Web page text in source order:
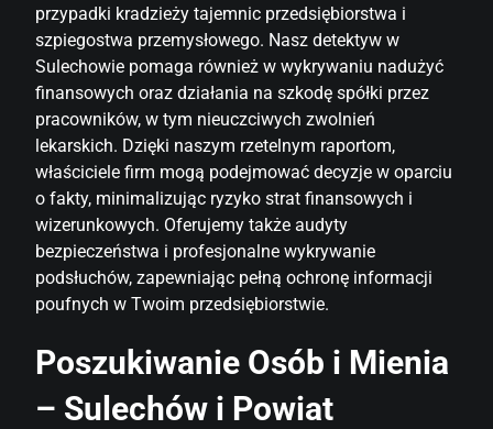
przypadki kradzieży tajemnic przedsiębiorstwa i
szpiegostwa przemysłowego. Nasz detektyw w
Sulechowie pomaga również w wykrywaniu nadużyć
finansowych oraz działania na szkodę spółki przez
pracowników, w tym nieuczciwych zwolnień
lekarskich. Dzięki naszym rzetelnym raportom,
właściciele firm mogą podejmować decyzje w oparciu
o fakty, minimalizując ryzyko strat finansowych i
wizerunkowych. Oferujemy także audyty
bezpieczeństwa i profesjonalne wykrywanie
podsłuchów, zapewniając pełną ochronę informacji
poufnych w Twoim przedsiębiorstwie.
Poszukiwanie Osób i Mienia
– Sulechów i Powiat